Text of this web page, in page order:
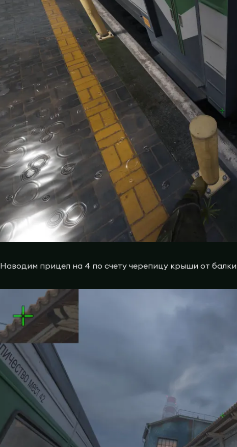
Наводим прицел на 4 по счету черепицу крыши от балки